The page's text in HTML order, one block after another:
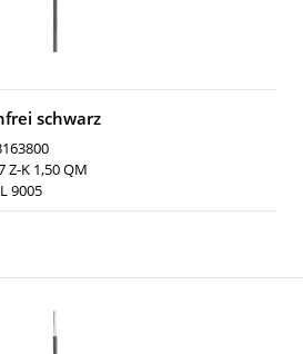
schwarz
Z-K 1,50 QM
9005